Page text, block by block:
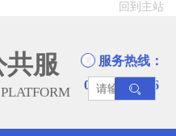
回到主站
服
服务热线：
0858-8945666